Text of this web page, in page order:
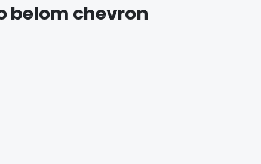
belom chevron